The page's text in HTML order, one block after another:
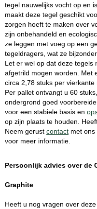
tegel nauwelijks vocht op en
maakt deze tegel geschikt
zorgen hoeft te maken over
zijn onbehandeld en
ze leggen met voeg op een
tegeldragers, wat ze
Let er wel op dat deze tegels
afgetrild mogen worden. Met
circa 2,78 stuks per vierkante
Per pallet ontvangt u 60
ondergrond goed
voor een stabiele basis en
op zijn plaats te houden.
Neem gerust contact met
voor meer informatie.
Persoonlijk advies over de
Graphite
Heeft u nog vragen over